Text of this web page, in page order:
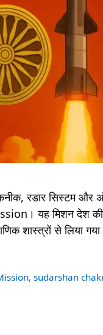
रडार सिस्टम और
यह मिशन देश की
शास्त्रों से लिया
,sudarshan